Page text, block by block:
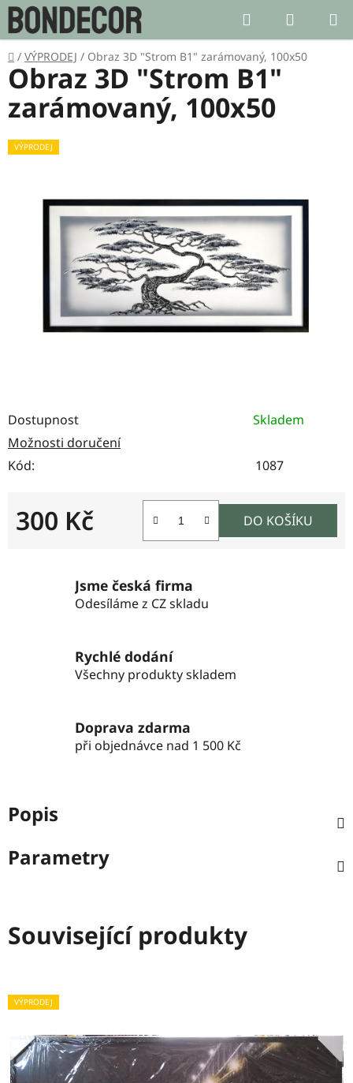
Přejít
na
obsah
Hledat
KOŠÍK
Domů
/ VÝPRODEJ / Obraz 3D "Strom B1" zarámovaný, 100x50
Dostupnost
Skladem
Možnosti doručení
Kód:
1087
300 Kč DO KOŠÍKU
Obraz 3D "Strom B1"
zarámovaný, 100x50
VÝPRODEJ
Jsme česká firma
Odesíláme z CZ skladu
Rychlé dodání
Všechny produkty skladem
Doprava zdarma
při objednávce nad 1 500 Kč
Popis
Parametry
Související produkty
VÝPRODEJ